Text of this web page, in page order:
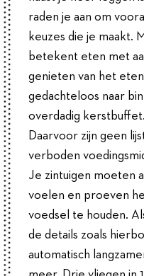
raden je aan om
keuzes die je maakt.
betekent eten met
genieten van het
gedachteloos naar
overdadig
Daarvoor zijn geen
verboden
Je zintuigen moeten
voelen en proeven
voedsel te houden.
de details zoals
automatisch